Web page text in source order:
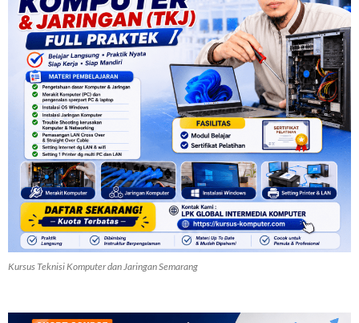
Kursus Teknisi Komputer dan Jaringan Semarang